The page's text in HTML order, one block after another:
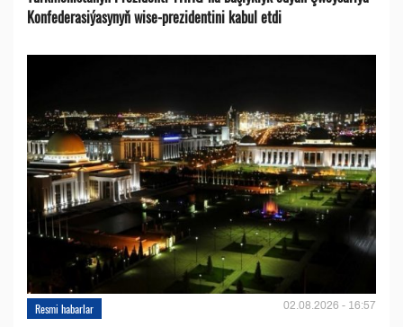
Konfederasiýasynyň wise-prezidentini kabul etdi
Resmi habarlar 02.08.2026 - 16:57